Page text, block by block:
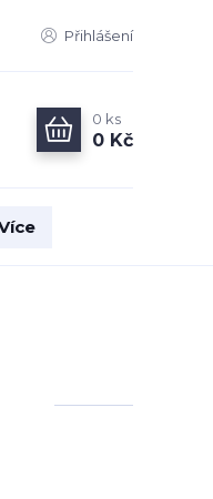
Přihlášení
0 ks
0 Kč